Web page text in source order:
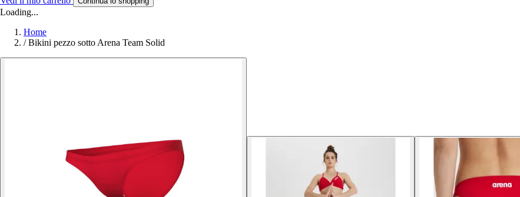
Loading...
Home
/ Bikini pezzo sotto Arena Team Solid